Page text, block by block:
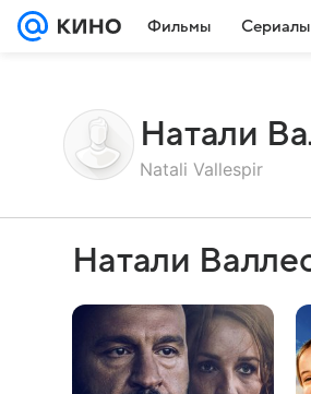
Фильмы Сериалы
Натали
Natali Vallespir
Натали